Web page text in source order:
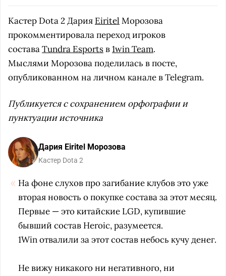
Кастер Dota 2 Дария Eiritel Морозова
прокомментировала переход игроков
составаTundra Esportsв1win Team.
Мыслями Морозова поделилась в посте,
опубликованном на личном канале в Telegram.
Публикуется с сохранением орфографии и
пунктуации источника
Дария Eiritel Морозова
Кастер Dota 2
На фоне слухов про загибание клубов это уже
вторая новость о покупке состава за этот месяц.
Первые — это китайские LGD, купившие
бывший состав Heroic, разумеется.
1Win отвалили за этот состав небось кучу денег.
Не вижу никакого ни негативного, ни